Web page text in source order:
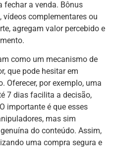
fechar a venda. Bônus
complementares ou
agregam valor percebido e
como um mecanismo de
que pode hesitar em
Oferecer, por exemplo, uma
7 dias facilita a decisão,
importante é que esses
mas sim
do conteúdo. Assim,
uma compra segura e